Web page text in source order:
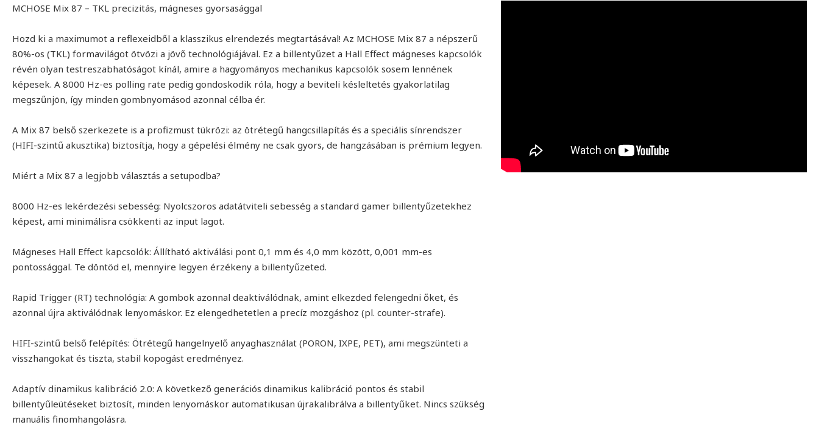
MCHOSE Mix 87 – TKL precizitás, mágneses gyorsasággal
Hozd ki a maximumot a reflexeidből a klasszikus elrendezés megtartásával! Az MCHOSE Mix 87 a népszerű
80%-os (TKL) formavilágot ötvözi a jövő technológiájával. Ez a billentyűzet a Hall Effect mágneses kapcsolók
révén olyan testreszabhatóságot kínál, amire a hagyományos mechanikus kapcsolók sosem lennének
képesek. A 8000 Hz-es polling rate pedig gondoskodik róla, hogy a beviteli késleltetés gyakorlatilag
megszűnjön, így minden gombnyomásod azonnal célba ér.
A Mix 87 belső szerkezete is a profizmust tükrözi: az ötrétegű hangcsillapítás és a speciális sínrendszer
(HIFI-szintű akusztika) biztosítja, hogy a gépelési élmény ne csak gyors, de hangzásában is prémium legyen.
Miért a Mix 87 a legjobb választás a setupodba?
8000 Hz-es lekérdezési sebesség: Nyolcszoros adatátviteli sebesség a standard gamer billentyűzetekhez
képest, ami minimálisra csökkenti az input lagot.
Mágneses Hall Effect kapcsolók: Állítható aktiválási pont 0,1 mm és 4,0 mm között, 0,001 mm-es
pontossággal. Te döntöd el, mennyire legyen érzékeny a billentyűzeted.
Rapid Trigger (RT) technológia: A gombok azonnal deaktiválódnak, amint elkezded felengedni őket, és
azonnal újra aktiválódnak lenyomáskor. Ez elengedhetetlen a precíz mozgáshoz (pl. counter-strafe).
HIFI-szintű belső felépítés: Ötrétegű hangelnyelő anyaghasználat (PORON, IXPE, PET), ami megszünteti a
visszhangokat és tiszta, stabil kopogást eredményez.
Adaptív dinamikus kalibráció 2.0: A következő generációs dinamikus kalibráció pontos és stabil
billentyűleütéseket biztosít, minden lenyomáskor automatikusan újrakalibrálva a billentyűket. Nincs szükség
manuális finomhangolásra.